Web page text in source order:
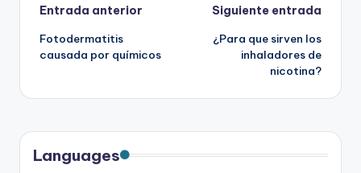
Navegación
de
Entrada anterior
Fotodermatitis
causada por químicos
Siguiente entrada
¿Para que sirven los
inhaladores de
nicotina?
Languages